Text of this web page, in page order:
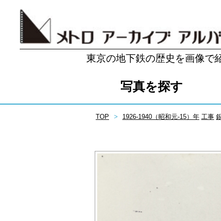
東京の地下鉄の歴史を画像で
写真を探す
TOP 1926-1940（昭和元-15）年 工事